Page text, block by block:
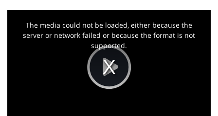
Play
This
The media could not be loaded, either because the
server or network failed or because the format is not
supported.